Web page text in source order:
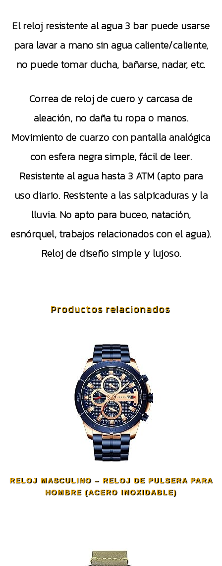
El reloj resistente al agua 3 bar puede usarse
para lavar a mano sin agua caliente/caliente,
no puede tomar ducha, bañarse, nadar, etc.
Correa de reloj de cuero y carcasa de
aleación, no daña tu ropa o manos.
Movimiento de cuarzo con pantalla analógica
con esfera negra simple, fácil de leer.
Resistente al agua hasta 3 ATM (apto para
uso diario. Resistente a las salpicaduras y la
lluvia. No apto para buceo, natación,
esnórquel, trabajos relacionados con el agua).
Reloj de diseño simple y lujoso.
Productos relacionados
RELOJ MASCULINO – RELOJ DE PULSERA PARA
HOMBRE (ACERO INOXIDABLE)